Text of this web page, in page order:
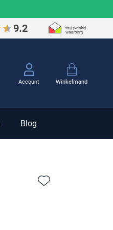
9.2
Winkelmand
Blog
Account
Zet bij favorieten